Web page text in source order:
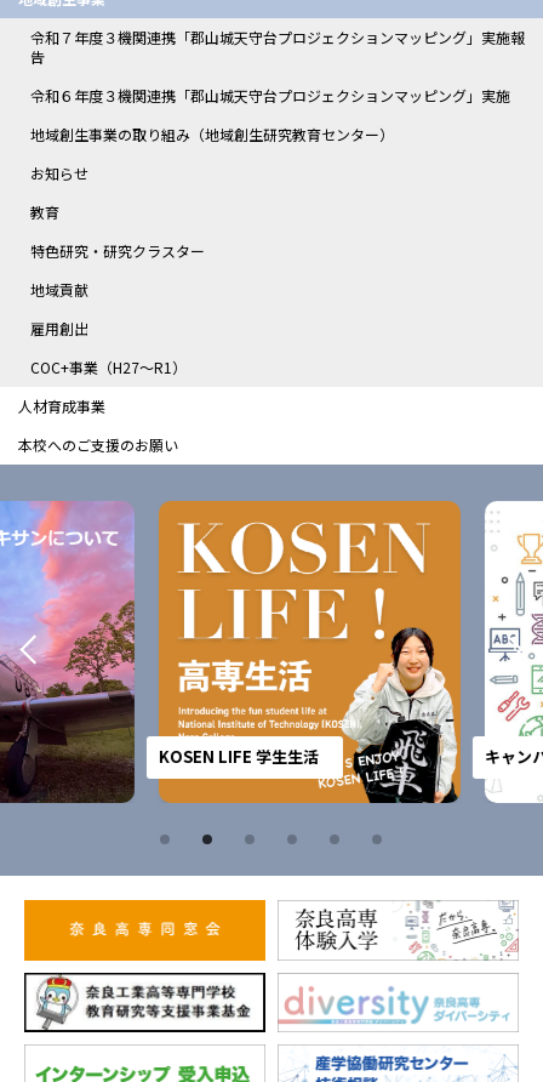
令和７年度３機関連携「郡山城天守台プロジェクションマッピング」実施報
告
令和６年度３機関連携「郡山城天守台プロジェクションマッピング」実施
地域創生事業の取り組み（地域創生研究教育センター）
お知らせ
教育
特色研究・研究クラスター
地域貢献
雇用創出
COC+事業（H27～R1）
人材育成事業
本校へのご支援のお願い
KOSEN LIFE 学生生活 キャンパス